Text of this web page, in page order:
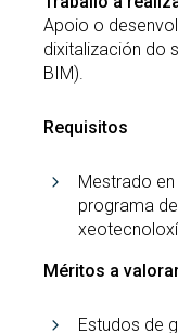
Apoio o
dixitalización do
BIM).
Requisitos
Mestrado
programa
Méritos a
Estudos de